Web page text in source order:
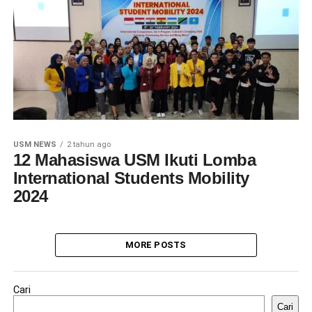
USM NEWS 2 tahun ago
12 Mahasiswa USM Ikuti Lomba
International Students Mobility
2024
MORE POSTS
Cari
Cari